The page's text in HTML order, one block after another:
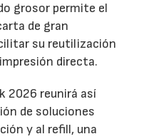
grosor permite el
de gran
su reutilización
directa.
2026 reunirá así
de soluciones
y al refill, una